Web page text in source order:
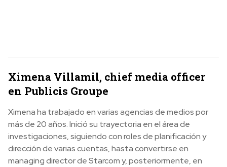
Ximena Villamil, chief media officer
en Publicis Groupe
Ximena ha trabajado en varias agencias de medios por
más de 20 años. Inició su trayectoria en el área de
investigaciones, siguiendo con roles de planificación y
dirección de varias cuentas, hasta convertirse en
managing director de Starcom y, posteriormente, en